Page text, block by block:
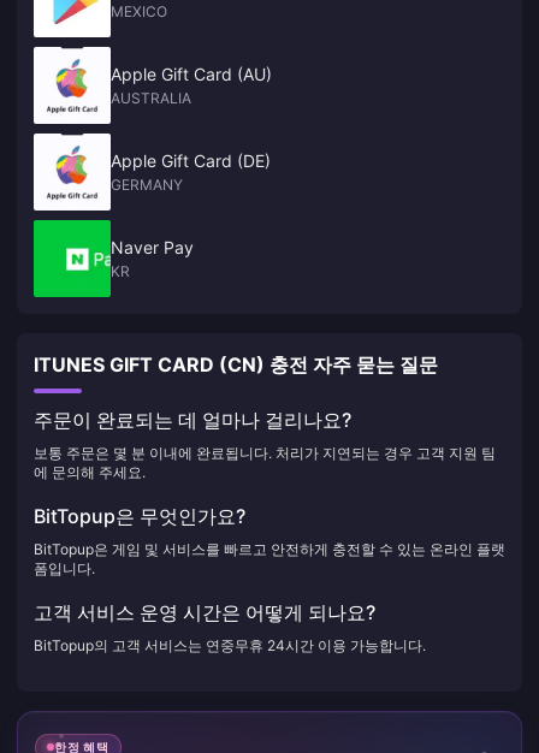
MEXICO
Apple Gift Card (AU)
AUSTRALIA
Apple Gift Card (DE)
GERMANY
Naver Pay
KR
ITUNES GIFT CARD (CN) 충전 자주 묻는 질문
주문이 완료되는 데 얼마나 걸리나요?
보통 주문은 몇 분 이내에 완료됩니다. 처리가 지연되는 경우 고객 지원 팀
에 문의해 주세요.
BitTopup은 무엇인가요?
BitTopup은 게임 및 서비스를 빠르고 안전하게 충전할 수 있는 온라인 플랫
폼입니다.
고객 서비스 운영 시간은 어떻게 되나요?
BitTopup의 고객 서비스는 연중무휴 24시간 이용 가능합니다.
한정 혜택